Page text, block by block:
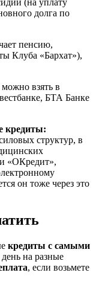
(на уплату
долга по
пенсию,
Клуба «Бархат»),
можно взять в
БТА Банке
кредиты:
структур, в
«ОКредит»,
он тоже через это
кредиты с самыми
на разные
, если возьмете